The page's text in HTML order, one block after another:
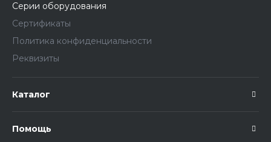
Серии оборудования
Сертификаты
Политика конфиденциальности
Реквизиты
Каталог
Помощь